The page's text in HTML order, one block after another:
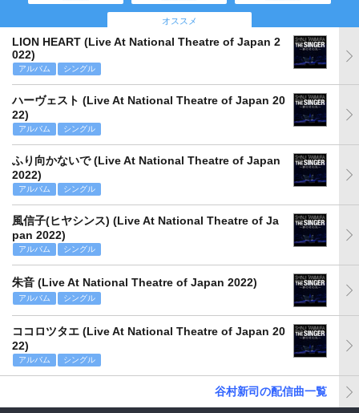
オススメ
LION HEART (Live At National Theatre of Japan 2
022)
アルバム シングル
ハーヴェスト (Live At National Theatre of Japan 20
22)
アルバム シングル
ふり向かないで (Live At National Theatre of Japan
2022)
アルバム シングル
風信子(ヒヤシンス) (Live At National Theatre of Ja
pan 2022)
アルバム シングル
朱音 (Live At National Theatre of Japan 2022)
アルバム シングル
ココロツタエ (Live At National Theatre of Japan 20
22)
アルバム シングル
谷村新司の配信曲一覧